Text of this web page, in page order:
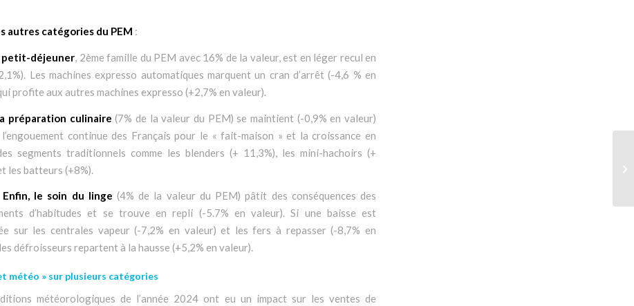
autres catégories du PEM :
petit-déjeuner, 2ème famille du PEM avec 16% de la valeur, est en léger recul en
Les machines expresso automatiques marquent un cran d’arrêt (-4,6 % en
profite aux autres machines expresso (+2,7% en valeur).
a préparation culinaire(7% de la valeur du PEM) se maintient (-0,9% en valeur)
continue des Français pour le « fait-maison » et la croissance en
segments traditionnels comme les blenders (+ 11,3%), les mini-hachoirs (+
les batteurs (+8%).
Enfin, le soin du linge (4% de la valeur du PEM) pâtit des conséquences des
d’habitudes et se trouve en repli (-5.7% en valeur). Si une baisse est
sur les centrales vapeur (-7,2% en valeur) et les fers à repasser (-8,7% en
défroisseurs repartent à la hausse (+5,2% en valeur).
météo » sur plusieurs catégories
météorologiques de l’année 2024 ont eu un impact sur les ventes de